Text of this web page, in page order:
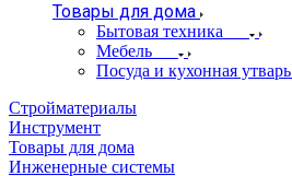
Товары для дома
Бытовая техника
Мебель
Посуда и кухонная утварь
Стройматериалы
Инструмент
Товары для дома
Инженерные системы